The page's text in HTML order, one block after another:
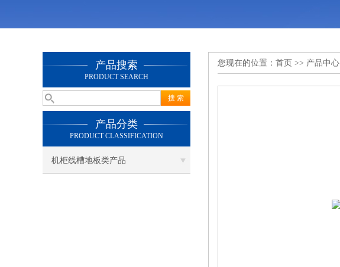
产品搜索
PRODUCT SEARCH
产品分类
PRODUCT CLASSIFICATION
机柜线槽地板类产品
您现在的位置： 首页 >> 产品中心